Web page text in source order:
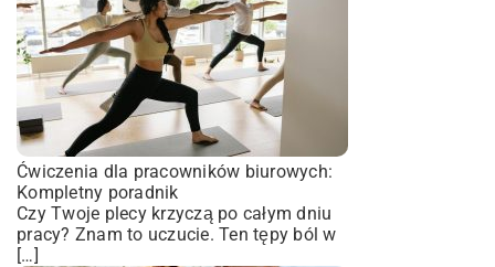
Ćwiczenia dla pracowników biurowych:
Kompletny poradnik
Czy Twoje plecy krzyczą po całym dniu
pracy? Znam to uczucie. Ten tępy ból w
[…]